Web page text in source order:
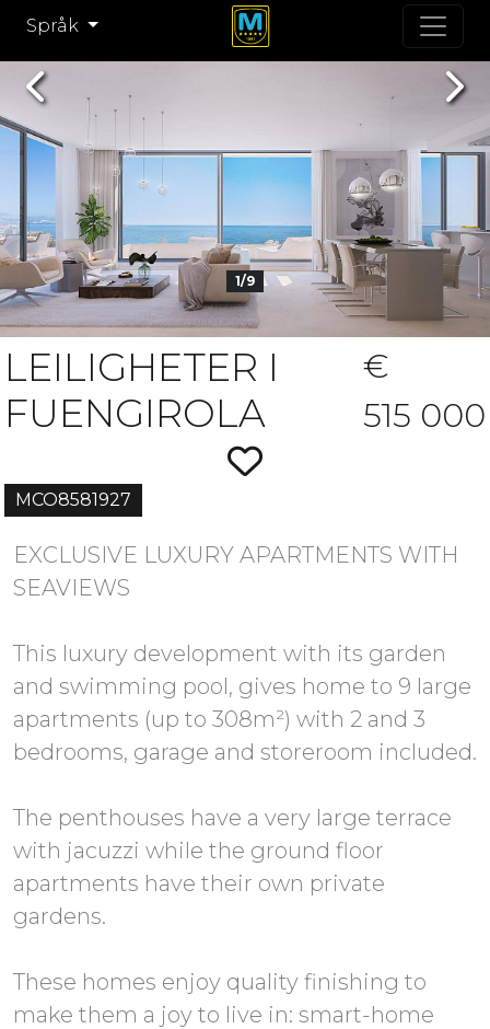
Språk
1/9
Previous
MCO8581927
LEILIGHETER I
FUENGIROLA
€
515 000
EXCLUSIVE LUXURY APARTMENTS WITH
SEAVIEWS
This luxury development with its garden
and swimming pool, gives home to 9 large
apartments (up to 308m²) with 2 and 3
bedrooms, garage and storeroom included.
The penthouses have a very large terrace
with jacuzzi while the ground floor
apartments have their own private
gardens.
These homes enjoy quality finishing to
make them a joy to live in: smart-home